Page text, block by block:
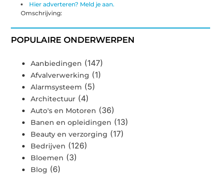
Hier adverteren? Meld je aan.
Omschrijving:
POPULAIRE ONDERWERPEN
Aanbiedingen (147)
Afvalverwerking (1)
Alarmsysteem (5)
Architectuur (4)
Auto's en Motoren (36)
Banen en opleidingen (13)
Beauty en verzorging (17)
Bedrijven (126)
Bloemen (3)
Blog (6)